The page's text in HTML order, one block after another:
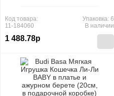
Код товара:
11-184060
1 488.78р
Упаковка: 6
В наличии